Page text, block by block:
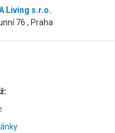
Living s.r.o.
76 , Praha